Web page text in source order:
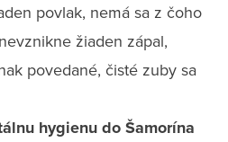
povlak, nemá sa z čoho
žiaden zápal,
povedané, čisté zuby sa
hygienu do Šamorína